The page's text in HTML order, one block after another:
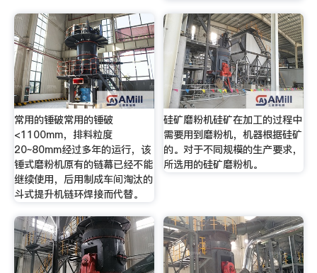
常用的锤破常用的锤破
<1100mm，排料粒度
20~80mm经过多年的运行，该
锤式磨粉机原有的链幕已经不能
继续使用，后用制成车间淘汰的
斗式提升机链环焊接而代替。
硅矿磨粉机硅矿在加工的过程中
需要用到磨粉机，机器根据硅矿
的。对于不同规模的生产要求，
所选用的硅矿磨粉机。